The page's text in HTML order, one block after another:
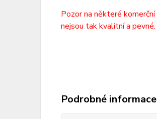
Pozor na některé
nejsou tak kvalitní a pevné.
Podrobné informace